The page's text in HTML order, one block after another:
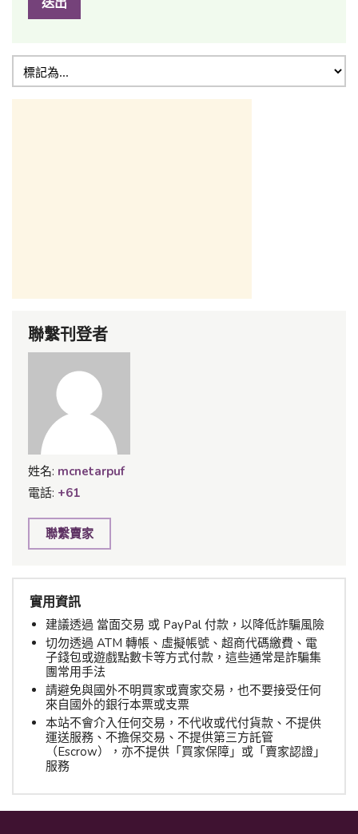
聯繫刊登者
姓名: mcnetarpuf
電話: +61
聯繫賣家
實用資訊
建議透過 當面交易 或 PayPal 付款，以降低詐騙風險
切勿透過 ATM 轉帳、虛擬帳號、超商代碼繳費、電
子錢包或遊戲點數卡等方式付款，這些通常是詐騙集
團常用手法
請避免與國外不明買家或賣家交易，也不要接受任何
來自國外的銀行本票或支票
本站不會介入任何交易，不代收或代付貨款、不提供
運送服務、不擔保交易、不提供第三方託管
（Escrow），亦不提供「買家保障」或「賣家認證」
服務